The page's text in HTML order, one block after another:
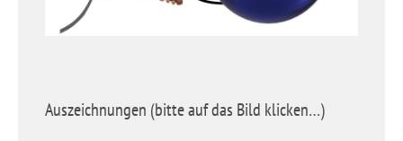
Auszeichnungen (bitte auf das Bild klicken…)